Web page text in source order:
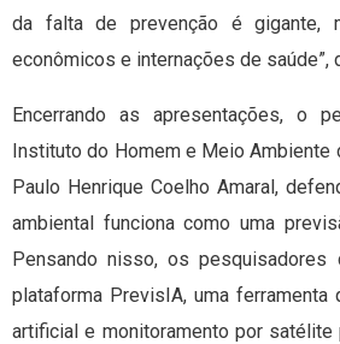
da falta de prevenção é gigante,
econômicos e internações de saúde”,
Encerrando as apresentações, o
Instituto do Homem e Meio Ambiente
Paulo Henrique Coelho Amaral,
ambiental funciona como uma
Pensando nisso, os
plataforma PrevisIA, uma ferramenta
artificial e monitoramento por satélite